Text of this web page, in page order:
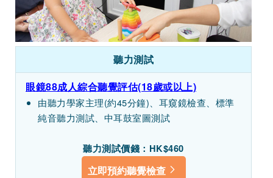
聽力測試
眼鏡88成人綜合聽覺評估(18歲或以上)
由聽力學家主理(約45分鐘)、耳窺鏡檢查、標準
純音聽力測試、中耳鼓室圖測試
聽力測試價錢：HK$460
立即預約聽覺檢查